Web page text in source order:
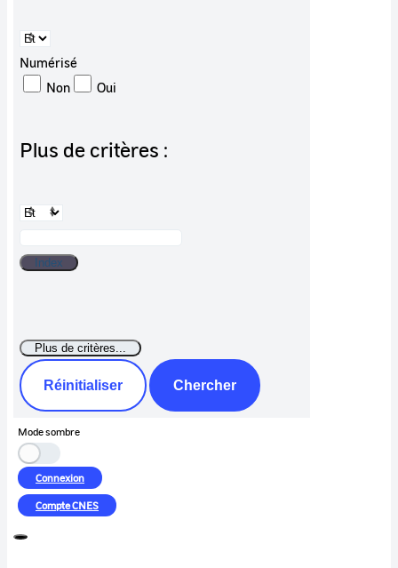
Numérisé
Non
Oui
Plus de critères :
Réinitialiser Chercher
Mode sombre
Connexion
CompteCNES